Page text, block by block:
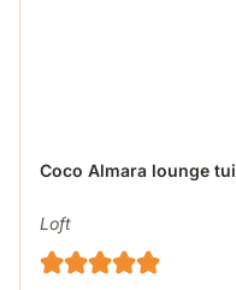
Coco Almara lounge
Loft